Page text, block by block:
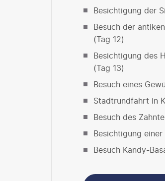
Besichtigung der
Besuch der
(Tag 12)
Besichtigung des
(Tag 13)
Besuch eines
Stadtrundfahrt in
Besuch des
Besichtigung
Besuch Kandy-